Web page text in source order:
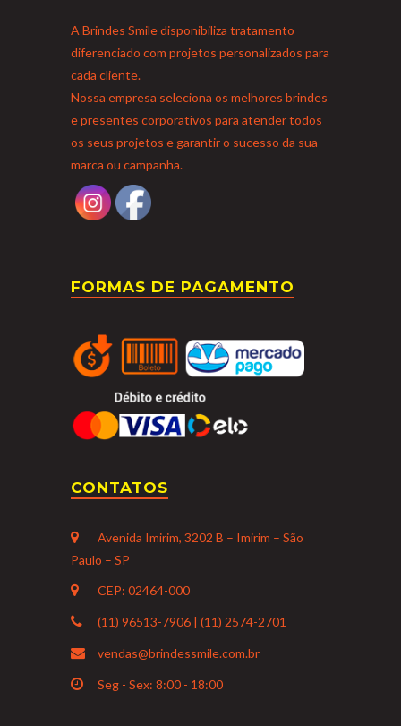
A Brindes Smile disponibiliza tratamento
diferenciado com projetos personalizados para
cada cliente.
Nossa empresa seleciona os melhores brindes
e presentes corporativos para atender todos
os seus projetos e garantir o sucesso da sua
marca ou campanha.
FORMAS DE PAGAMENTO
CONTATOS
Avenida Imirim, 3202 B – Imirim – São
Paulo – SP
CEP: 02464-000
(11) 96513-7906 | (11) 2574-2701
vendas@brindessmile.com.br
Seg - Sex: 8:00 - 18:00